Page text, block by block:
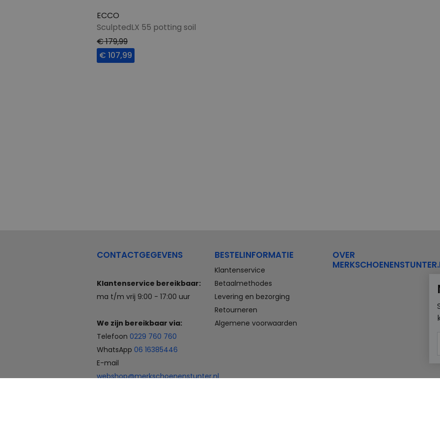
ECCO
SculptedLX 55 potting soil
€ 179,99
€ 107,99
CONTACTGEGEVENS
Klantenservice bereikbaar:
ma t/m vrij 9:00 - 17:00 uur
We zijn bereikbaar via:
Telefoon 0229 760 760
WhatsApp 06 16385446
E-mail
webshop@merkschoenenstunter.nl
BESTELINFORMATIE
Klantenservice
Betaalmethodes
Levering en bezorging
Retourneren
Algemene voorwaarden
OVER